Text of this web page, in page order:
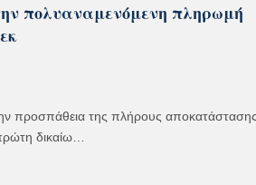
πολυαναμενόμενη πληρωμή
προσπάθεια της πλήρους
δικαίω…